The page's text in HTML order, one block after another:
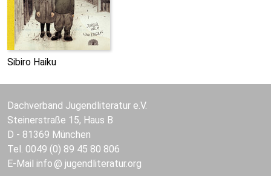
Sibiro Haiku
Dachverband Jugendliteratur e.V.
Steinerstraße 15, Haus B
D - 81369 München
Tel. 0049 (0) 89 45 80 806
E-Mail info jugendliteratur.org